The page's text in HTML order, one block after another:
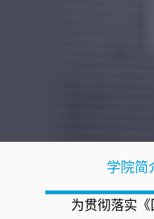
学院简
为贯彻落实